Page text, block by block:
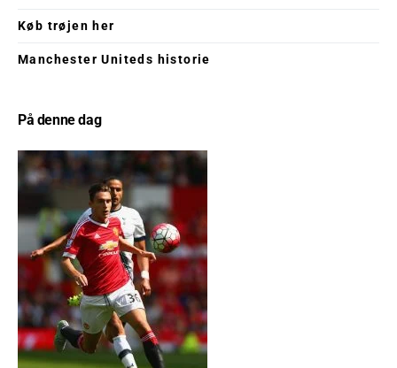
Køb trøjen her
Manchester Uniteds historie
På denne dag